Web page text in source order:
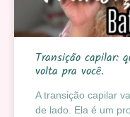
Transição capilar:
volta pra você.
A transição capilar
de lado. Ela é um